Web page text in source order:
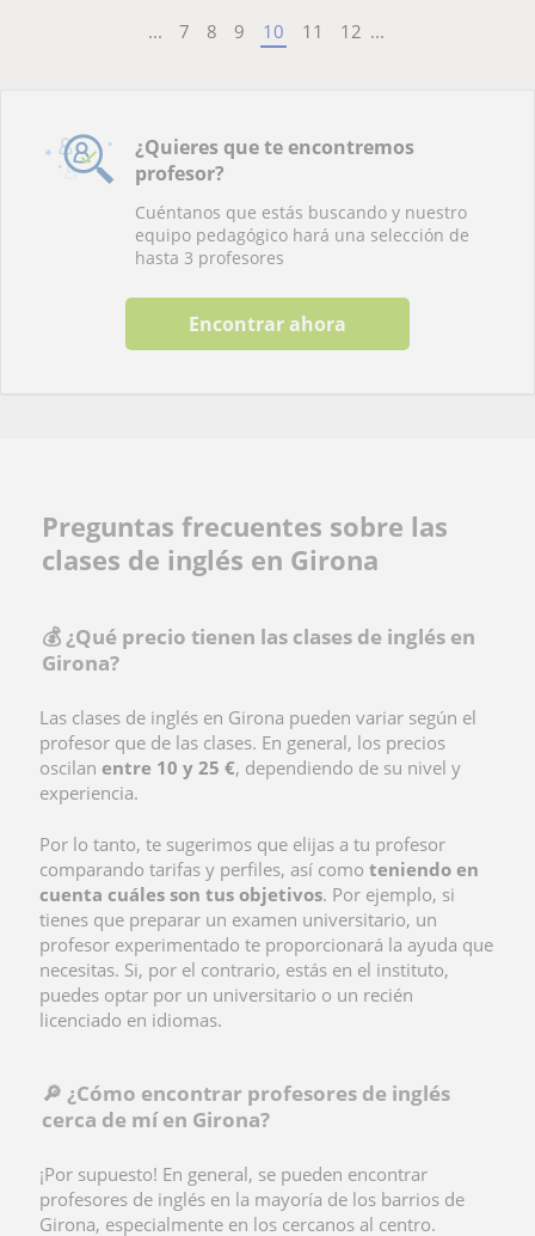
... 7 8 9 10 11 12 ...
¿Quieres que te encontremos
profesor?
Cuéntanos que estás buscando y nuestro
equipo pedagógico hará una selección de
hasta 3 profesores
Encontrar ahora
Preguntas frecuentes sobre las
clases de inglés en Girona
💰 ¿Qué precio tienen las clases de inglés en
Girona?
Las clases de inglés en Girona pueden variar según el
profesor que de las clases. En general, los precios
oscilan entre 10 y 25 €, dependiendo de su nivel y
experiencia.
Por lo tanto, te sugerimos que elijas a tu profesor
comparando tarifas y perfiles, así como teniendo en
cuenta cuáles son tus objetivos. Por ejemplo, si
tienes que preparar un examen universitario, un
profesor experimentado te proporcionará la ayuda que
necesitas. Si, por el contrario, estás en el instituto,
puedes optar por un universitario o un recién
licenciado en idiomas.
🔎 ¿Cómo encontrar profesores de inglés
cerca de mí en Girona?
¡Por supuesto! En general, se pueden encontrar
profesores de inglés en la mayoría de los barrios de
Girona, especialmente en los cercanos al centro.